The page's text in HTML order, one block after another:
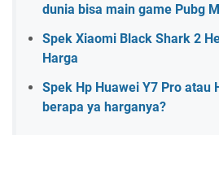
dunia bisa main game Pubg
Spek Xiaomi Black Shark 2
Harga
Spek Hp Huawei Y7 Pro atau
berapa ya harganya?